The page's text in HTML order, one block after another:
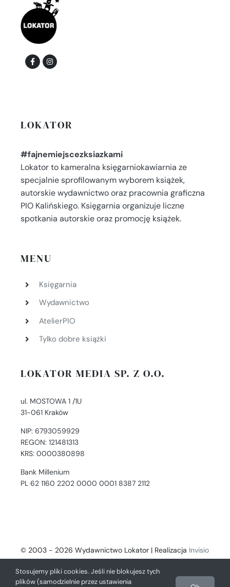
LOKATOR
#fajnemiejscezksiazkami
Lokator to kameralna księgarniokawiarnia ze
specjalnie sprofilowanym wyborem książek,
autorskie wydawnictwo oraz pracownia graficzna
PIO Kalińskiego. Księgarnia organizuje liczne
spotkania autorskie oraz promocję książek.
MENU
Księgarnia
Wydawnictwo
AtelierPIO
Tylko dobre książki
LOKATOR MEDIA SP. Z O.O.
ul. MOSTOWA 1 /1U
31-061 Kraków
NIP: 6793059929
REGON: 121481313
KRS: 0000380898
Bank Millenium
PL 62 1160 2202 0000 0001 8387 2112
© 2003 - 2026 Wydawnictwo Lokator | Realizacja Invisio
- Digital Solutions
Stosujemy pliki cookies. Jeśli nie blokujesz tych
plików (samodzielnie przez ustawienia